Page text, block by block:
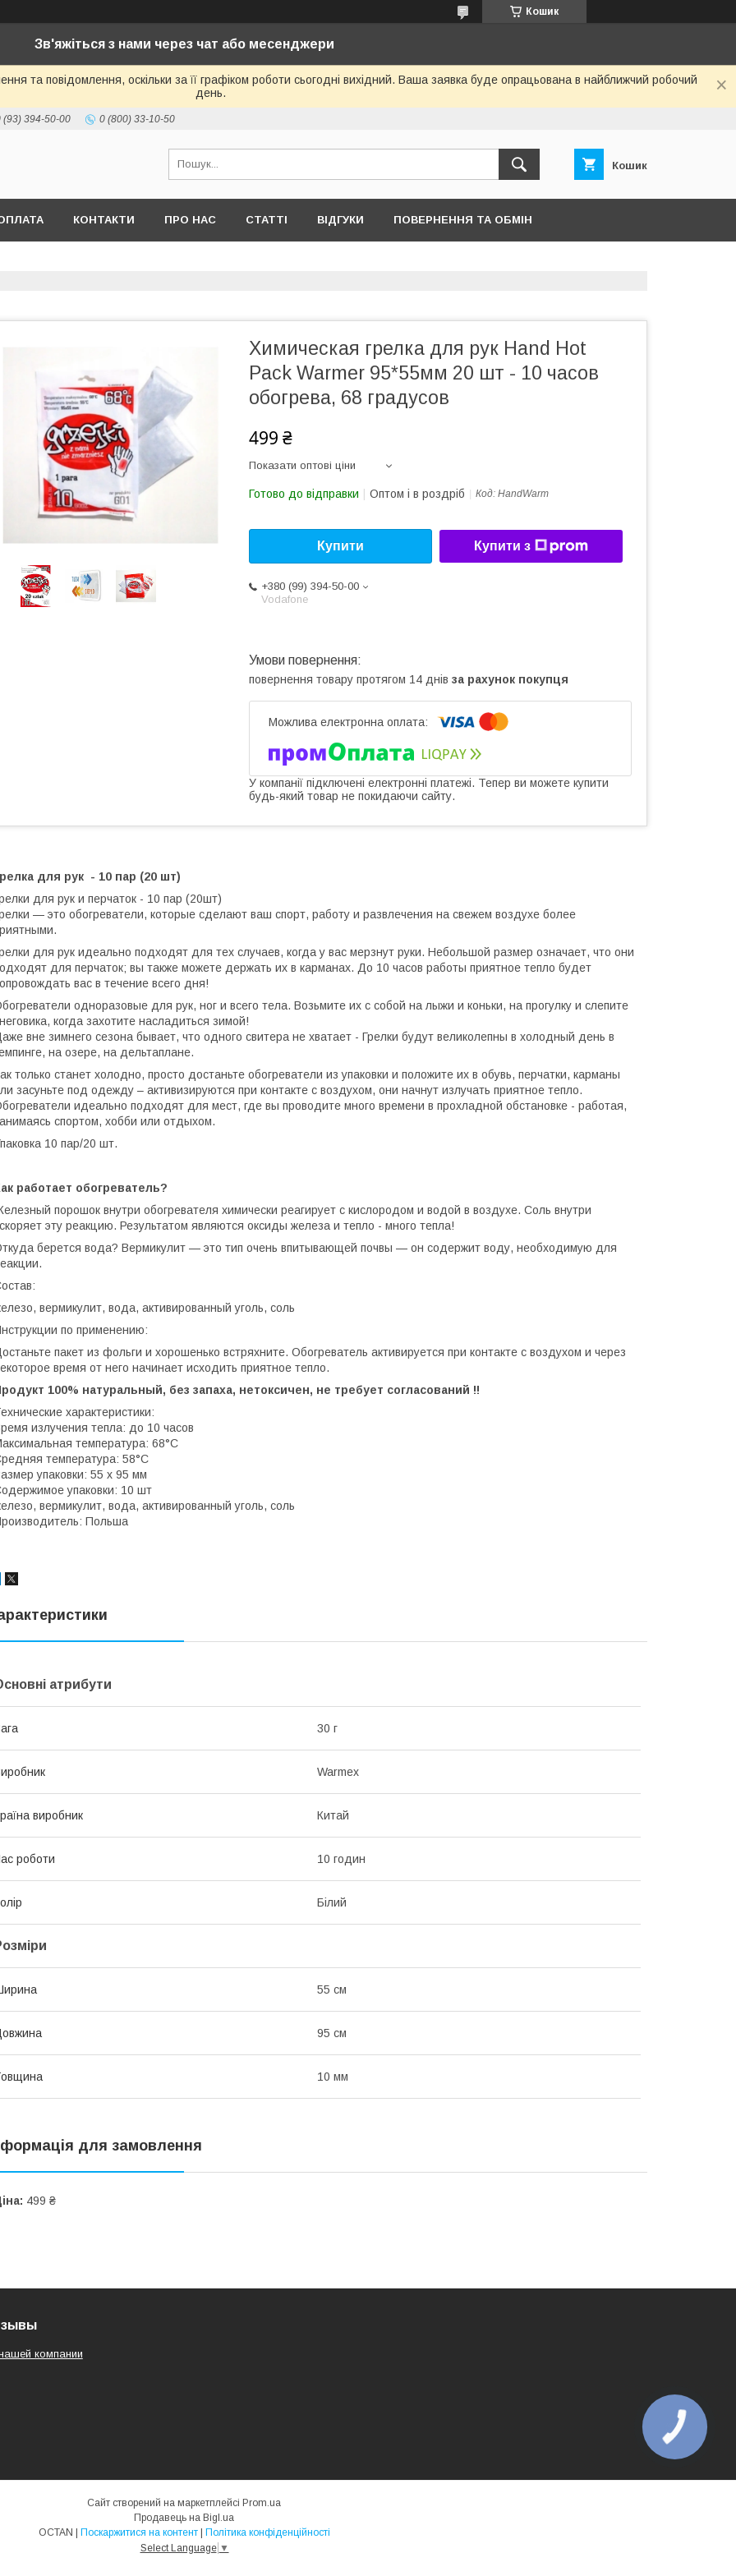
Кошик
Зв'яжіться з нами через чат або месенджери
та повідомлення, оскільки за її графіком роботи сьогодні вихідний. Ваша заявка буде опрацьована в найближчий робочий
день.
(93) 394-50-00 0 (800) 33-10-50
Кошик
КОНТАКТИ ПРО НАС СТАТТІ ВІДГУКИ ПОВЕРНЕННЯ ТА ОБМІН
Химическая грелка для рук Hand Hot
Pack Warmer 95*55мм 20 шт - 10 часов
обогрева, 68 градусов
499 ₴
Показати оптові ціни
Готово до відправки Оптом і в роздріб Код: HandWarm
Купити Купити з
+380 (99) 394-50-00
Vodafone
повернення товару протягом 14 днів за рахунок покупця
У компанії підключені електронні платежі. Тепер ви можете купити
будь-який товар не покидаючи сайту.
для рук - 10 пар (20 шт)
для рук и перчаток - 10 пар (20шт)
— это обогреватели, которые сделают ваш спорт, работу и развлечения на свежем воздухе более
для рук идеально подходят для тех случаев, когда у вас мерзнут руки. Небольшой размер означает, что они
для перчаток; вы также можете держать их в карманах. До 10 часов работы приятное тепло будет
вас в течение всего дня!
одноразовые для рук, ног и всего тела. Возьмите их с собой на лыжи и коньки, на прогулку и слепите
когда захотите насладиться зимой!
вне зимнего сезона бывает, что одного свитера не хватает - Грелки будут великолепны в холодный день в
на озере, на дельтаплане.
только станет холодно, просто достаньте обогреватели из упаковки и положите их в обувь, перчатки, карманы
засуньте под одежду – активизируются при контакте с воздухом, они начнут излучать приятное тепло.
идеально подходят для мест, где вы проводите много времени в прохладной обстановке - работая,
спортом, хобби или отдыхом.
10 пар/20 шт.
работает обогреватель?
порошок внутри обогревателя химически реагирует с кислородом и водой в воздухе. Соль внутри
эту реакцию. Результатом являются оксиды железа и тепло - много тепла!
берется вода? Вермикулит — это тип очень впитывающей почвы — он содержит воду, необходимую для
вермикулит, вода, активированный уголь, соль
по применению:
пакет из фольги и хорошенько встряхните. Обогреватель активируется при контакте с воздухом и через
время от него начинает исходить приятное тепло.
100% натуральный, без запаха, нетоксичен, не требует согласований !!
характеристики:
излучения тепла: до 10 часов
температура: 68°C
температура: 58°C
упаковки: 55 х 95 мм
упаковки: 10 шт
вермикулит, вода, активированный уголь, соль
Польша
атрибути
30 г
Warmex
виробник Китай
роботи 10 годин
Білий
55 см
95 см
10 мм
для замовлення
499 ₴
компании
Сайт створений на маркетплейсі Prom.ua
Продавець на Bigl.ua
OCTAN | Поскаржитися на контент | Політика конфіденційності
Select Language ▼